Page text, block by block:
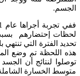
الجسم.
لحظات إحتضارهم
تحديد الفترة التي
هذه اللحظة تم وضع
متوسط الخسارة